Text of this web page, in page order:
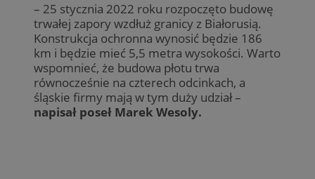
– 25 stycznia 2022 roku rozpoczęto budowę
trwałej zapory wzdłuż granicy z Białorusią.
Konstrukcja ochronna wynosić będzie 186
km i będzie mieć 5,5 metra wysokości. Warto
wspomnieć, że budowa płotu trwa
równocześnie na czterech odcinkach, a
śląskie firmy mają w tym duży udział –
napisał poseł Marek Wesoly.